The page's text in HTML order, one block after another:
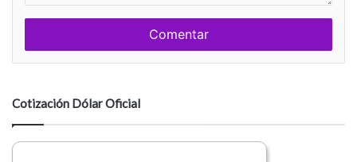
e
n
a
i
o
Cotización Dólar Oficial